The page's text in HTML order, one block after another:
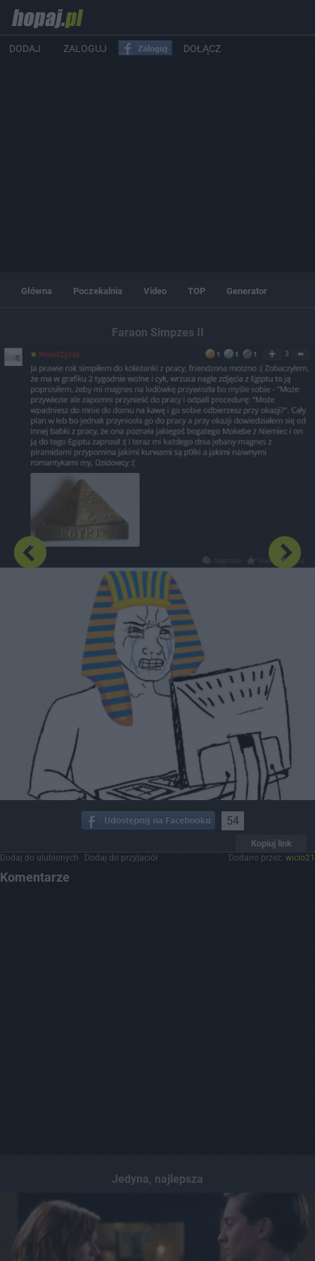
DODAJ ZALOGUJ DOŁĄCZ
Główna Poczekalnia Video TOP Generator
Faraon Simpzes II
54
Kopiuj link
Dodaj do ulubionych Dodaj do przyjaciół Dodano przez: wicio21
Komentarze
Jedyna, najlepsza